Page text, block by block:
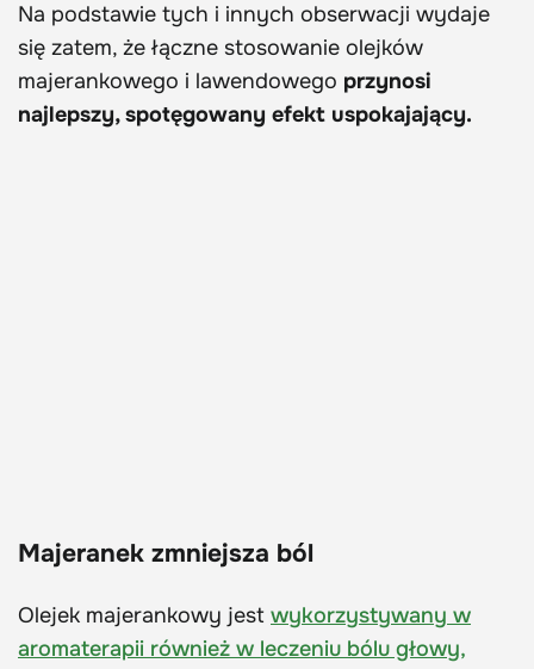
Na podstawie tych i innych obserwacji wydaje
się zatem, że łączne stosowanie olejków
majerankowego i lawendowego przynosi
najlepszy, spotęgowany efekt uspokajający.
Majeranek zmniejsza ból
Olejek majerankowy jest wykorzystywany w
aromaterapii również w leczeniu bólu głowy,